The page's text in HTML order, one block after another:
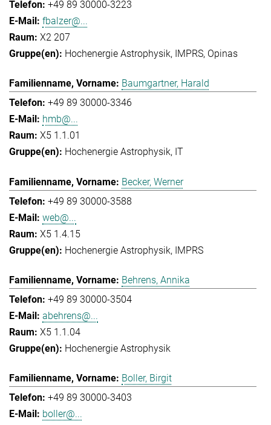
+49 89 30000-3223
fbalzer@...
X2 207
Hochenergie Astrophysik IMPRS Opinas
Baumgartner, Harald
+49 89 30000-3346
hmb@...
X5 1.1.01
Hochenergie Astrophysik IT
Becker, Werner
+49 89 30000-3588
web@...
X5 1.4.15
Hochenergie Astrophysik IMPRS
Behrens, Annika
+49 89 30000-3504
abehrens@...
X5 1.1.04
Hochenergie Astrophysik
Boller, Birgit
+49 89 30000-3403
boller@...